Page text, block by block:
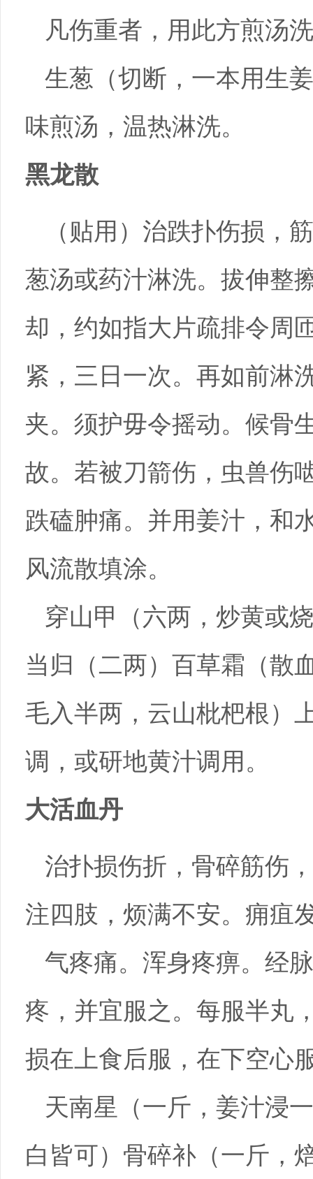
凡伤重者，用此方煎汤
生葱（切断，一本用生
味煎汤，温热淋洗。
黑龙散
（贴用）治跌扑伤损，
葱汤或药汁淋洗。拔伸整
却，约如指大片疏排令周
紧，三日一次。再如前淋
夹。须护毋令摇动。候骨
故。若被刀箭伤，虫兽伤
跌磕肿痛。并用姜汁，和
风流散填涂。
穿山甲（六两，炒黄或
当归（二两）百草霜（散
毛入半两，云山枇杷根）
调，或研地黄汁调用。
大活血丹
治扑损伤折，骨碎筋伤
注四肢，烦满不安。痈疽
气疼痛。浑身疼痹。经
疼，并宜服之。每服半丸
损在上食后服，在下空心
天南星（一斤，姜汁浸
白皆可）骨碎补（一斤，